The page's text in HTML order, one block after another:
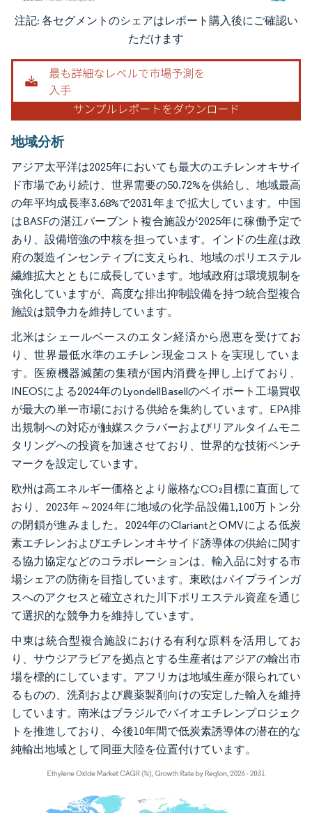
画像 © Mordor Intelligence。再利用にはCC BY 4.0の表示が必要です。
注記: 各セグメントのシェアはレポート購入後にご確認い
ただけます
地域分析
アジア太平洋は2025年においても最大のエチレンオキサイ
ド市場であり続け、世界需要の50.72%を供給し、地域最高
の年平均成長率3.68%で2031年まで拡大しています。中国
はBASFの湛江バーブント複合施設が2025年に稼働予定で
あり、設備増強の中核を担っています。インドの生産は政
府の製造インセンティブに支えられ、地域のポリエステル
繊維拡大とともに成長しています。地域政府は環境規制を
強化していますが、高度な排出抑制設備を持つ統合型複合
施設は競争力を維持しています。
北米はシェールベースのエタン経済から恩恵を受けてお
り、世界最低水準のエチレン現金コストを実現していま
す。医療機器滅菌の集積が国内消費を押し上げており、
INEOSによる2024年のLyondellBasellのベイポート工場買収
が最大の単一市場における供給を集約しています。EPA排
出規制への対応が触媒スクラバーおよびリアルタイムモニ
タリングへの投資を加速させており、世界的な技術ベンチ
マークを設定しています。
欧州は高エネルギー価格とより厳格なCO₂目標に直面して
おり、2023年～2024年に地域の化学品設備1,100万トン分
の閉鎖が進みました。2024年のClariantとOMVによる低炭
素エチレンおよびエチレンオキサイド誘導体の供給に関す
る協力協定などのコラボレーションは、輸入品に対する市
場シェアの防衛を目指しています。東欧はパイプラインガ
スへのアクセスと確立された川下ポリエステル資産を通じ
て選択的な競争力を維持しています。
中東は統合型複合施設における有利な原料を活用してお
り、サウジアラビアを拠点とする生産者はアジアの輸出市
場を標的にしています。アフリカは地域生産が限られてい
るものの、洗剤および農薬製剤向けの安定した輸入を維持
しています。南米はブラジルでバイオエチレンプロジェク
トを推進しており、今後10年間で低炭素誘導体の潜在的な
純輸出地域として同亜大陸を位置付けています。